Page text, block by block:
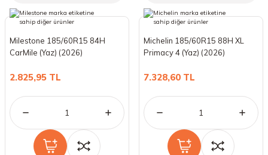
Milestone 185/60R15 84H
CarMile (Yaz) (2026)
2.825,95 TL
Michelin 185/60R15 88H XL
Primacy 4 (Yaz) (2026)
7.328,60 TL